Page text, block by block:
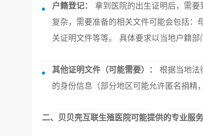
户籍登记：
拿到医院的出生证明后，需
复杂，需要准备的相关文件可能会包括：
关证明文件等等。 具体要求以当地户籍部
其他证明文件（可能需要）：
根据当地法
的身份信息（部分地区可能允许匿名捐精
二、贝贝壳互联生殖医院可能提供的专业服务